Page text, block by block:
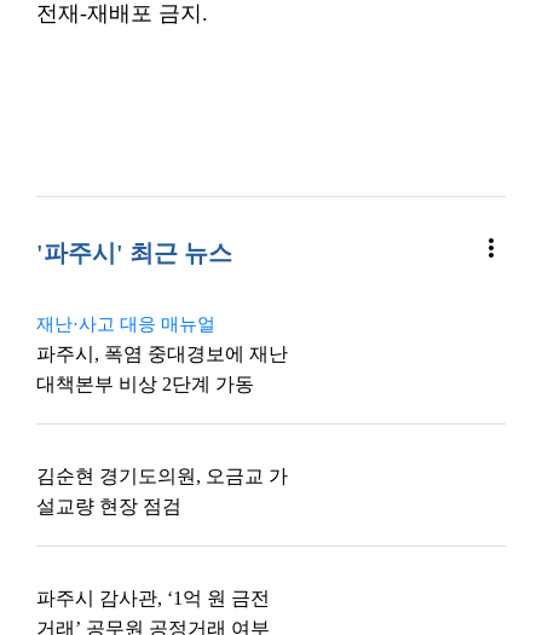
전재-재배포 금지.
'파주시' 최근 뉴스 more_vert
재난·사고 대응 매뉴얼
파주시, 폭염 중대경보에 재난
대책본부 비상 2단계 가동
김순현 경기도의원, 오금교 가
설교량 현장 점검
파주시 감사관, ‘1억 원 금전
거래’ 공무원 공정거래 여부